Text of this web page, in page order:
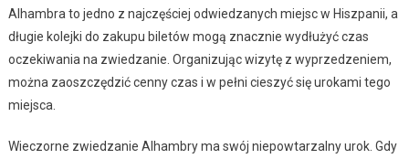
Alhambra to jedno z najczęściej odwiedzanych miejsc w Hiszpanii, a
długie kolejki do zakupu biletów mogą znacznie wydłużyć czas
oczekiwania na zwiedzanie. Organizując wizytę z wyprzedzeniem,
można zaoszczędzić cenny czas i w pełni cieszyć się urokami tego
miejsca.
Wieczorne zwiedzanie Alhambry ma swój niepowtarzalny urok. Gdy